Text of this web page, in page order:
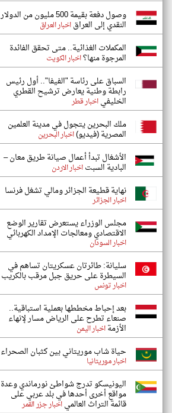
وصول دفعة بقيمة 500 مليون من الدولار
النقدي إلى العراقاخبار العراق
المكملات الغذائية.. متى تحقق الفائدة
المرجوة منها؟اخبار الكويت
السباق على رئاسة "الفيفا".. أول رئيس
رابطة وطنية يعارض ترشيح القطري
الخليفياخبار قطر
ملك البحرين يتجول في مدينة العلمين
المصرية (فيديو)اخبار البحرين
الأشغال تبدأ أعمال صيانة طريق معان –
البادية السبتاخبار الاردن
نهاية قطيعة الجزائر ومالي تشغل فرنسا
اخبار الجزائر
مجلس الوزراء يستعرض تقارير الوضع
الاقتصادي ومعالجات الإمداد الكهربائي
اخبار السودان
سليانة: طائرتان عسكريتان تساهم في
السيطرة على حريق جبل مرقب بالكريب
اخبار تونس
بعد إحباط مخططها بعملية استباقية..
صنعاء تطرح على الرياض مسار لإنهاء
الأزمةاخبار اليمن
حياة شاب موريتاني بين كثبان الصحراء
اخبار موريتانيا
اليونيسكو تدرج شواطئ نورماندي وعدة
مواقع أخرى أحدها في بلد عربي على
قائمة التراث العالمياخبار جزر القمر